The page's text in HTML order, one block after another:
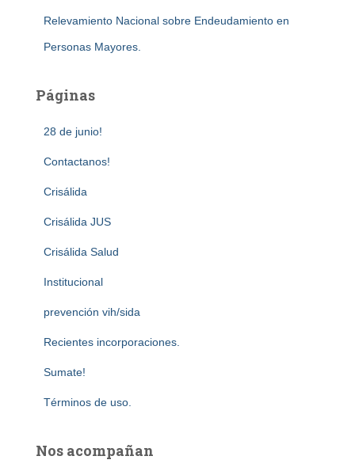
Relevamiento Nacional sobre Endeudamiento en
Personas Mayores.
Páginas
28 de junio!
Contactanos!
Crisálida
Crisálida JUS
Crisálida Salud
Institucional
prevención vih/sida
Recientes incorporaciones.
Sumate!
Términos de uso.
Nos acompañan